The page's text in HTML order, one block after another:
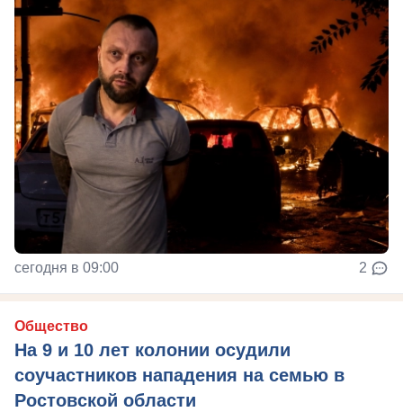
сегодня в 09:00 2
Общество
На 9 и 10 лет колонии осудили
соучастников нападения на семью в
Ростовской области